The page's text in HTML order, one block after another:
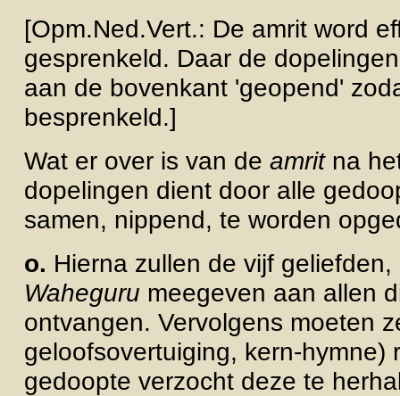
[Opm.Ned.Vert.: De amrit word
gesprenkeld. Daar de
aan de bovenkant 'geopend'
besprenkeld.]
Wat er over is van de amritna
dopelingen dient door alle
samen, nippend, te worden
o. Hierna zullen de vijf
Waheguru meegeven aan allen
ontvangen. Vervolgens moeten
geloofsovertuiging, kern-hymne)
gedoopte verzocht deze te